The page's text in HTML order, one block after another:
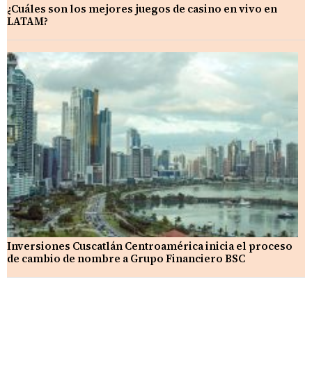
¿Cuáles son los mejores juegos de casino en vivo en
LATAM?
Inversiones Cuscatlán Centroamérica inicia el proceso
de cambio de nombre a Grupo Financiero BSC